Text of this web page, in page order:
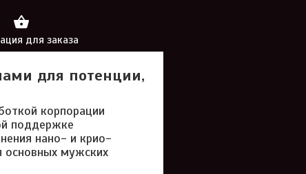
для заказа
для потенции,
корпорации
поддержке
нано- и крио-
основных мужских